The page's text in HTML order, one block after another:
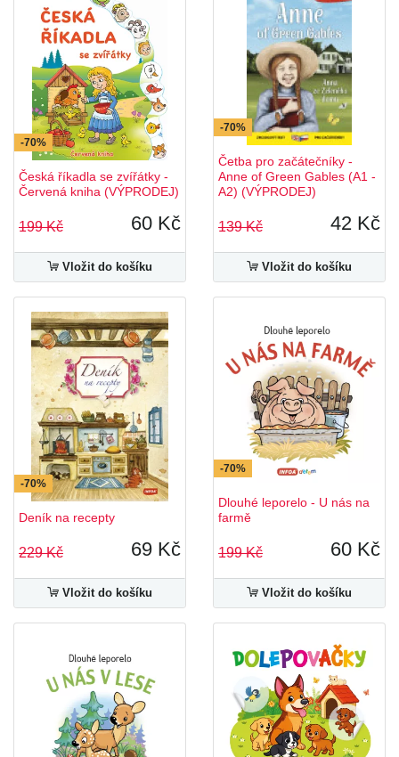
-70%
Česká říkadla se zvířátky -
Červená kniha (VÝPRODEJ)
199 Kč 60 Kč
Vložit do košíku
-70%
Četba pro začátečníky -
Anne of Green Gables (A1 -
A2) (VÝPRODEJ)
139 Kč 42 Kč
Vložit do košíku
-70%
Deník na recepty
229 Kč 69 Kč
Vložit do košíku
-70%
Dlouhé leporelo - U nás na
farmě
199 Kč 60 Kč
Vložit do košíku